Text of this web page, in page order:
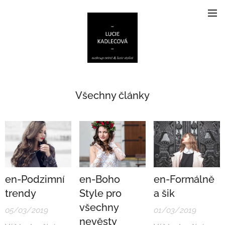
Všechny články
en-Podzimní
trendy
05/03/2019
en-Boho
Style pro
všechny
nevěsty
en-Formálně
a šik
01/03/2019